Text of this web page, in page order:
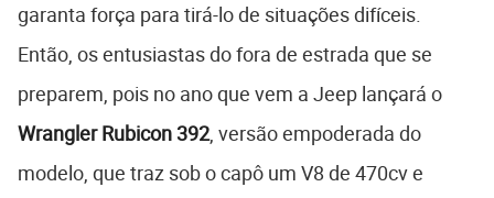
garanta força para tirá-lo de situações difíceis.
Então, os entusiastas do fora de estrada que se
preparem, pois no ano que vem a Jeep lançará o
Wrangler Rubicon 392, versão empoderada do
modelo, que traz sob o capô um V8 de 470cv e